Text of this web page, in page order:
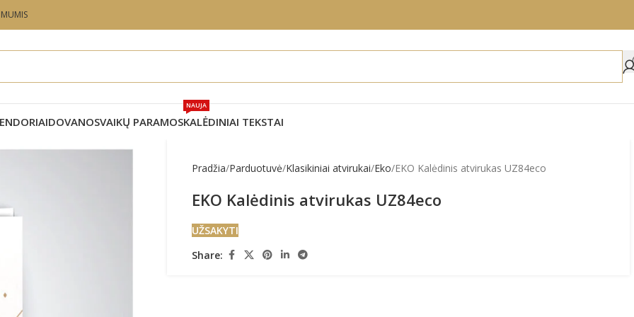
MUMIS
DOVANOSVAIKŲ PARAMOSKALĖDINIAI TEKSTAI
NAUJA
Pradžia Parduotuvė Klasikiniai atvirukai Eko EKO Kalėdinis atvirukas UZ84eco
EKO Kalėdinis atvirukas UZ84eco
UŽSAKYTI
Share: